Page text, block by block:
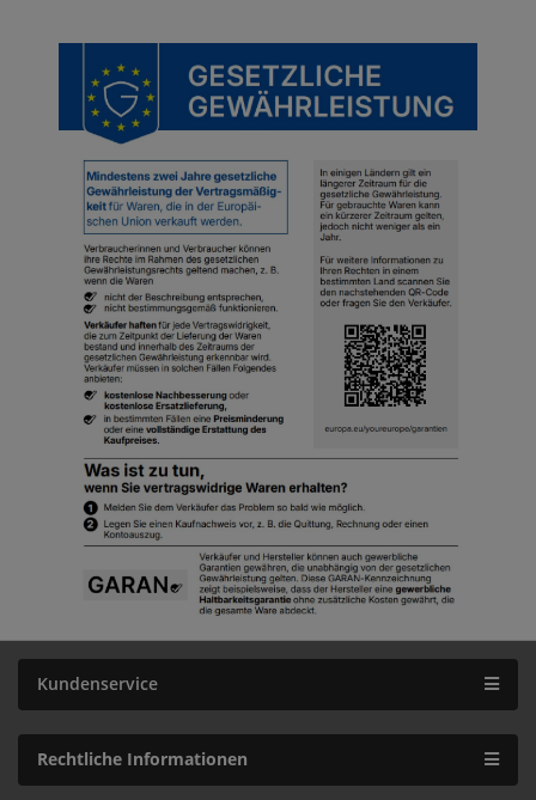
Kundenservice
Rechtliche Informationen